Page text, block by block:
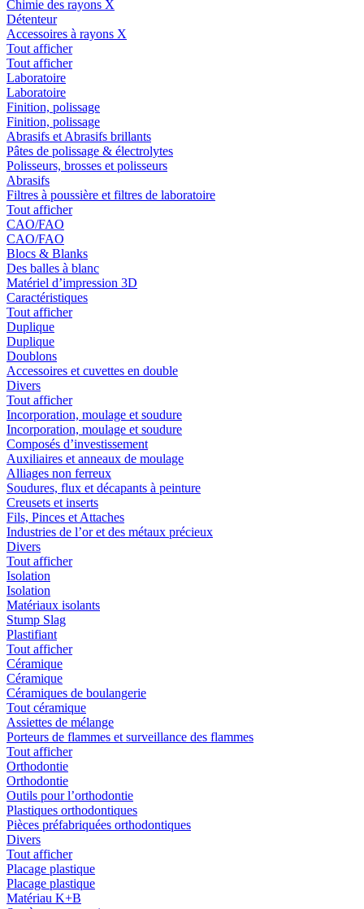
Chimie des rayons X
Détenteur
Accessoires à rayons X
Tout afficher
Tout afficher
Laboratoire
Laboratoire
Finition, polissage
Finition, polissage
Abrasifs et Abrasifs brillants
Pâtes de polissage & électrolytes
Polisseurs, brosses et polisseurs
Abrasifs
Filtres à poussière et filtres de laboratoire
Tout afficher
CAO/FAO
CAO/FAO
Blocs & Blanks
Des balles à blanc
Matériel d’impression 3D
Caractéristiques
Tout afficher
Duplique
Duplique
Doublons
Accessoires et cuvettes en double
Divers
Tout afficher
Incorporation, moulage et soudure
Incorporation, moulage et soudure
Composés d’investissement
Auxiliaires et anneaux de moulage
Alliages non ferreux
Soudures, flux et décapants à peinture
Creusets et inserts
Fils, Pinces et Attaches
Industries de l’or et des métaux précieux
Divers
Tout afficher
Isolation
Isolation
Matériaux isolants
Stump Slag
Plastifiant
Tout afficher
Céramique
Céramique
Céramiques de boulangerie
Tout céramique
Assiettes de mélange
Porteurs de flammes et surveillance des flammes
Tout afficher
Orthodontie
Orthodontie
Outils pour l’orthodontie
Plastiques orthodontiques
Pièces préfabriquées orthodontiques
Divers
Tout afficher
Placage plastique
Placage plastique
Matériau K+B